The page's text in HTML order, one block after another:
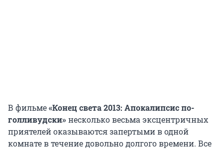
В фильме«Конец света 2013: Апокалипсис по-
голливудски»несколько весьма эксцентричных
приятелей оказываются запертыми в одной
комнате в течение довольно долгого времени. Все